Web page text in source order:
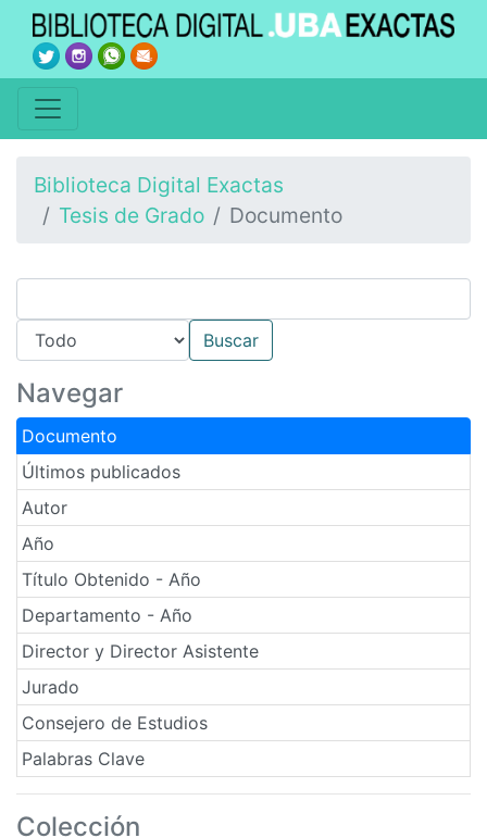
Biblioteca Digital Exactas
Tesis de Grado
Documento
Navegar
Documento
Últimos publicados
Autor
Año
Título Obtenido - Año
Departamento - Año
Director y Director Asistente
Jurado
Consejero de Estudios
Palabras Clave
Colección